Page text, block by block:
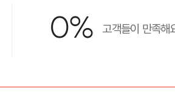
0% 고객들이 만족해